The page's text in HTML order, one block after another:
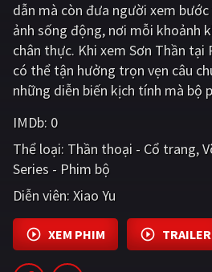
QUỐC GIA
Âu - Mỹ
Hàn Quốc
Ấn Độ
Tổng hợp
CẬP NHẬT
PHIM MỚI
PHIM BỘ
dẫn mà còn đưa người xem
ảnh sống động, nơi mỗi khoảnh
chân thực. Khi xem Sơn Thần tại
có thể tận hưởng trọn vẹn câu
những diễn biến kịch tính mà bộ
IMDb: 0
Thể loại: Thần thoại - Cổ trang
Series - Phim bộ
Diễn viên: Xiao Yu
XEM PHIM TRAILER